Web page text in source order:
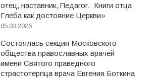
отец, наставник, Педагог. Книги отца
Глеба как достояние Церкви»
05.03.2026
Состоялась секция Московского
общества православных врачей
имени Святого праведного
страстотерпца врача Евгения Боткина